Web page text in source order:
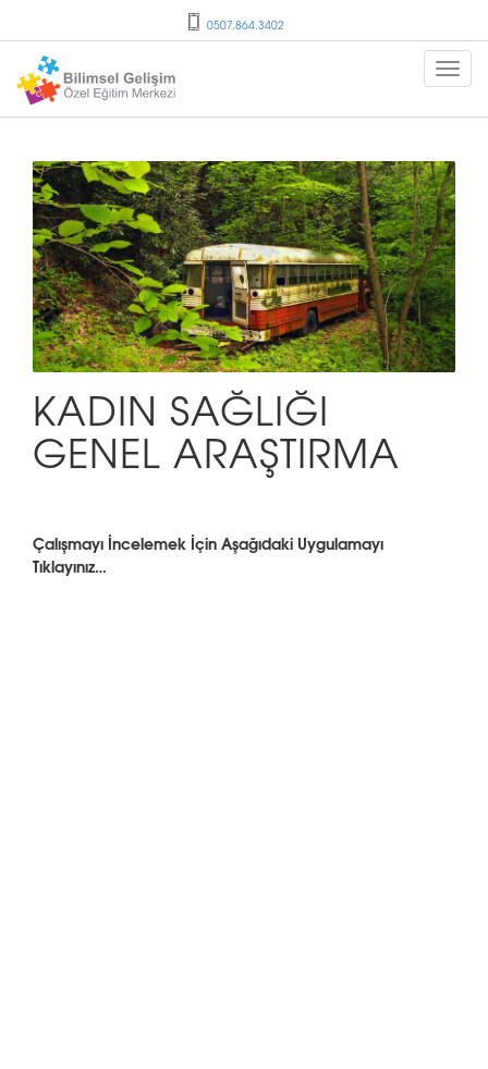
0507.864.3402
KADIN SAĞLIĞI
GENEL ARAŞTIRMA
Çalışmayı İncelemek İçin Aşağıdaki Uygulamayı
Tıklayınız…